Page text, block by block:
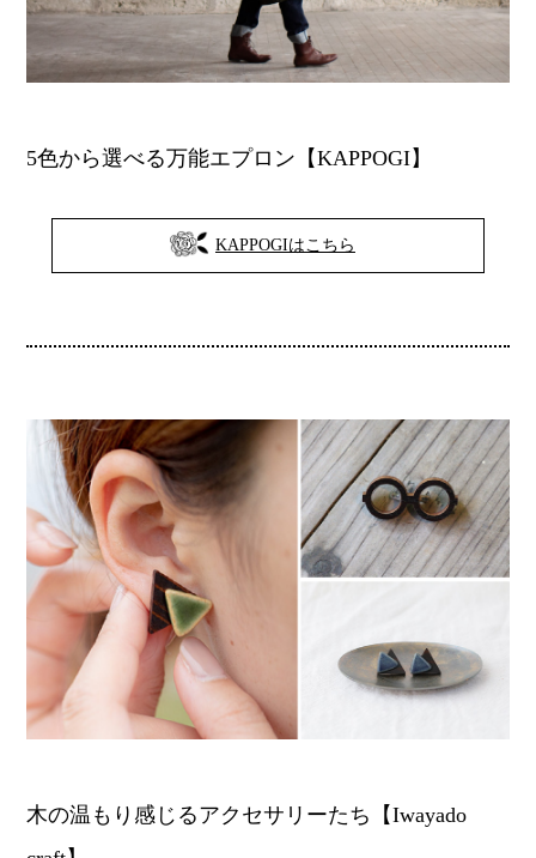
5色から選べる万能エプロン【KAPPOGI】
KAPPOGIはこちら
木の温もり感じるアクセサリーたち【Iwayado